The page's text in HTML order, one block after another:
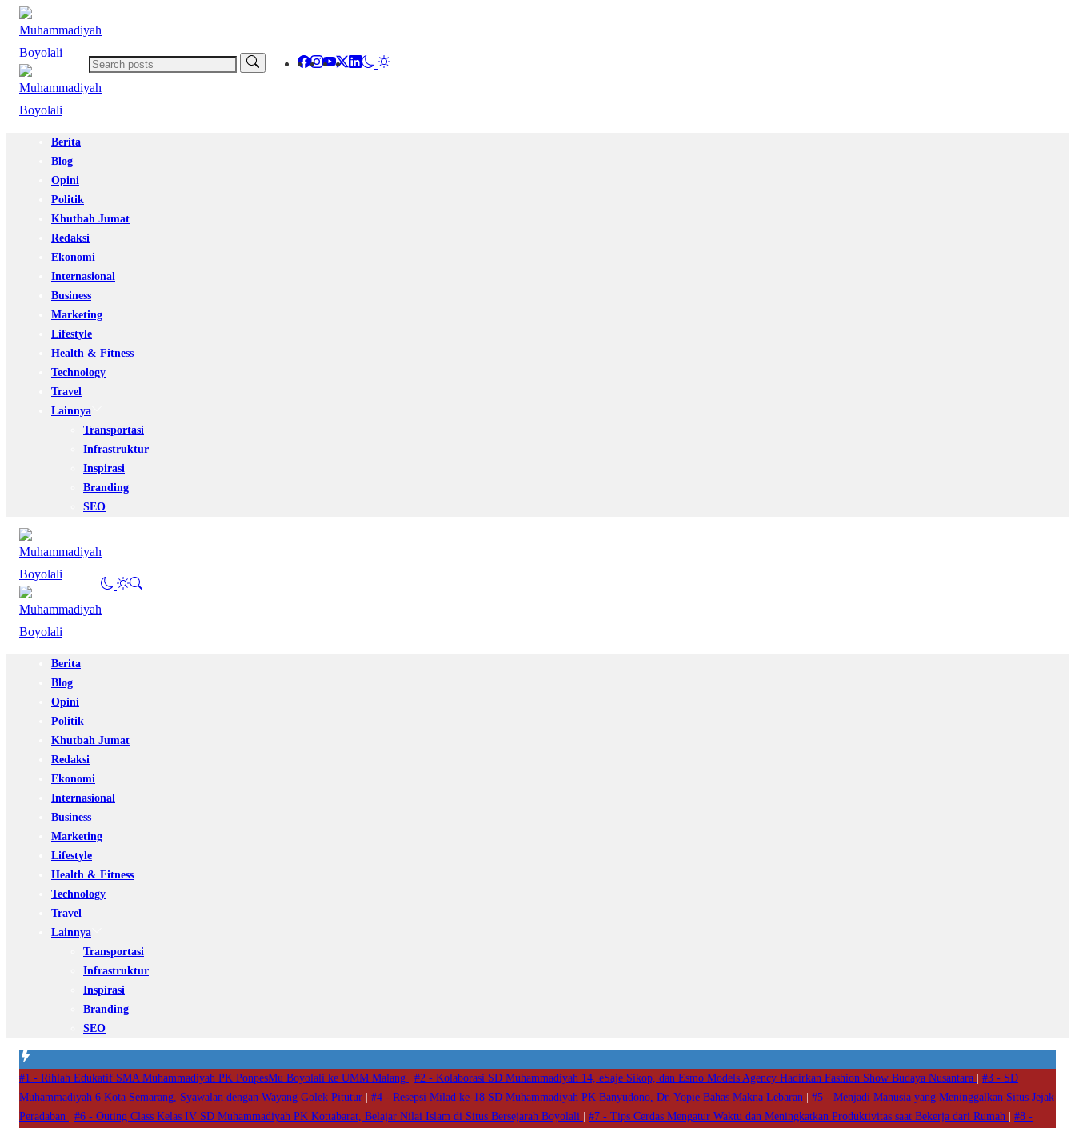
Berita
Blog
Opini
Politik
Khutbah Jumat
Redaksi
Ekonomi
Internasional
Business
Marketing
Lifestyle
Health & Fitness
Technology
Travel
Lainnya
Transportasi
Infrastruktur
Inspirasi
Branding
SEO
Berita
Blog
Opini
Politik
Khutbah Jumat
Redaksi
Ekonomi
Internasional
Business
Marketing
Lifestyle
Health & Fitness
Technology
Travel
Lainnya
Transportasi
Infrastruktur
Inspirasi
Branding
SEO
#1 - Rihlah Edukatif SMA Muhammadiyah PK PonpesMu Boyolali ke UMM Malang #2 - Kolaborasi SD Muhammadiyah 14, eSaje Sikop, dan Esmo Models Agency Hadirkan Fashion Show Budaya Nusantara #3 - SD
Muhammadiyah 6 Kota Semarang, Syawalan dengan Wayang Golek Pitutur
#4 - Resepsi Milad ke-18 SD Muhammadiyah PK Banyudono, Dr. Yopie Bahas Makna Lebaran #5 - Menjadi Manusia yang Meninggalkan Situs Jejak
Peradaban
#6 - Outing Class Kelas IV SD Muhammadiyah PK Kottabarat, Belajar Nilai Islam di Situs Bersejarah Boyolali #7 - Tips Cerdas Mengatur Waktu dan Meningkatkan Produktivitas saat Bekerja dari Rumah
#8 -